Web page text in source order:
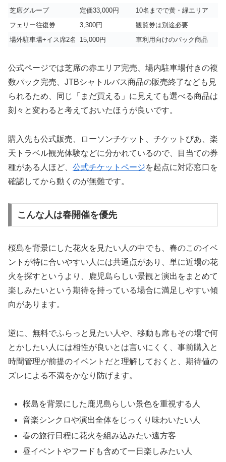
芝席グループ
定価33,000円
10名までで黄・緑エリア
フェリー往復券
3,300円
観覧券は別途必要
場外駐車場+イス席2名
15,000円 車利用向けのパック商品
公式ページでは芝席の赤エリア完売、場内駐車場付きの複
数パック完売、JTBシャトルバス商品の販売終了なども見
られるため、同じ「まだ買える」に見えても選べる商品は
刻々と変わると考えておいたほうが良いです。
購入先も公式販売、ローソンチケット、チケットぴあ、楽
天トラベル観光体験などに分かれているので、目当ての券
種がある人ほど、 公式チケットページを起点に対応窓口を
確認してから動くのが無難です。
こんな人は春開催を優先
桜島を背景にした花火を見たい人の中でも、春のこのイベ
ントが特に合いやすい人には共通点があり、単に近場の花
火を探すというより、鹿児島らしい景観と演出をまとめて
楽しみたいという期待を持っている場合に満足しやすい傾
向があります。
逆に、無料でふらっと見たい人や、移動も席もその場で何
とかしたい人には相性が良いとは言いにくく、事前購入と
時間管理が前提のイベントだと理解しておくと、期待値の
ズレによる不満をかなり防げます。
桜島を背景にした鹿児島らしい景色を重視する人
音楽シンクロや演出全体をじっくり味わいたい人
春の旅行日程に花火を組み込みたい遠方客
昼イベントやフードも含めて一日楽しみたい人